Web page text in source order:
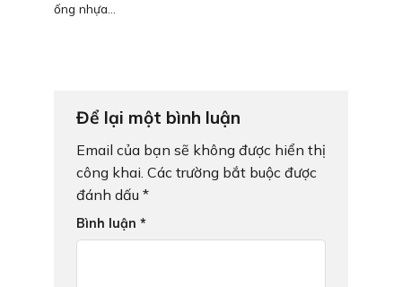
ống nhựa...
Để lại một bình luận
Email của bạn sẽ không được hiển thị
công khai. Các trường bắt buộc được
đánh dấu *
Bình luận *